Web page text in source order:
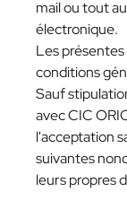
mail ou tout
électronique.
Les
conditions
Sauf
avec CIC
l'acceptation
suivantes
leurs propres